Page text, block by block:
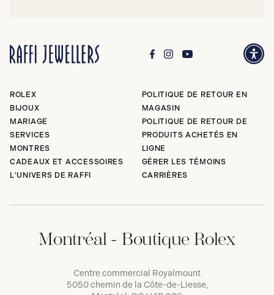
ROLEX
BIJOUX
MARIAGE
SERVICES
MONTRES
CADEAUX ET ACCESSOIRES
L'UNIVERS DE RAFFI
POLITIQUE DE RETOUR EN
MAGASIN
POLITIQUE DE RETOUR DE
PRODUITS ACHETÉS EN
LIGNE
GÉRER LES TÉMOINS
CARRIÈRES
Montréal - Boutique Rolex
Centre commercial Royalmount
5050 chemin de la Côte-de-Liesse,